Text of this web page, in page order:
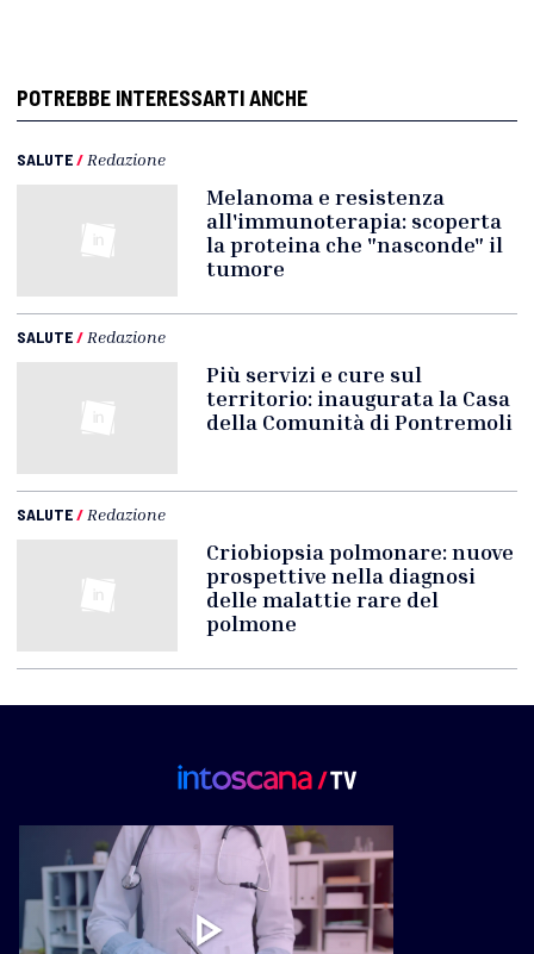
POTREBBE INTERESSARTI ANCHE
SALUTE/ Redazione
Melanoma e resistenza
all'immunoterapia: scoperta
la proteina che "nasconde" il
tumore
SALUTE/ Redazione
Più servizi e cure sul
territorio: inaugurata la Casa
della Comunità di Pontremoli
SALUTE/ Redazione
Criobiopsia polmonare: nuove
prospettive nella diagnosi
delle malattie rare del
polmone